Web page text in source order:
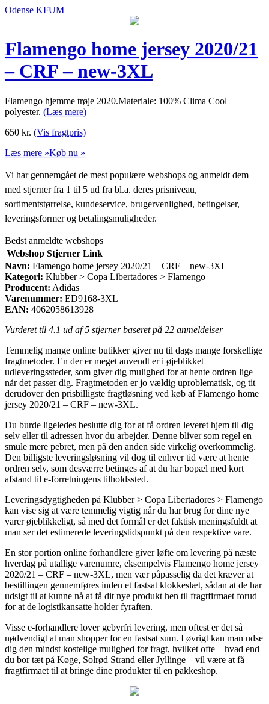
Odense KFUM
Flamengo home jersey 2020/21
– CRF – new-3XL
Flamengo hjemme trøje 2020.Materiale: 100% Clima Cool
polyester. (Læs mere)
650 kr. (Vis fragtpris)
Læs mere »Køb nu »
Vi har gennemgået de mest populære webshops og anmeldt dem
med stjerner fra 1 til 5 ud fra bl.a. deres prisniveau,
sortimentstørrelse, kundeservice, brugervenlighed, betingelser,
leveringsformer og betalingsmuligheder.
Bedst anmeldte webshops
Webshop Stjerner Link
Navn: Flamengo home jersey 2020/21 – CRF – new-3XL
Kategori: Klubber > Copa Libertadores > Flamengo
Producent: Adidas
Varenummer: ED9168-3XL
EAN: 4062058613928
Vurderet til 4.1 ud af 5 stjerner baseret på 22 anmeldelser
Temmelig mange online butikker giver nu til dags mange forskellige
fragtmetoder. En der er meget anvendt er i øjeblikket
udleveringssteder, som giver dig mulighed for at hente ordren lige
når det passer dig. Fragtmetoden er jo vældig uproblematisk, og tit
derudover den prisbilligste fragtløsning ved køb af Flamengo home
jersey 2020/21 – CRF – new-3XL.
Du burde ligeledes beslutte dig for at få ordren leveret hjem til dig
selv eller til adressen hvor du arbejder. Denne bliver som regel en
smule mere pebret, men på den anden side virkelig overkommelig.
Den billigste leveringsløsning vil dog til enhver tid være at hente
ordren selv, som desværre betinges af at du har bopæl med kort
afstand til e-forretningens tilholdssted.
Leveringsdygtigheden på Klubber > Copa Libertadores > Flamengo
kan vise sig at være temmelig vigtig når du har brug for dine nye
varer øjeblikkeligt, så med det formål er det faktisk meningsfuldt at
man ser det estimerede leveringstidspunkt på den respektive vare.
En stor portion online forhandlere giver løfte om levering på næste
hverdag på utallige varenumre, eksempelvis Flamengo home jersey
2020/21 – CRF – new-3XL, men vær påpasselig da det kræver at
bestillingen gennemføres inden et fastsat klokkeslæt, sådan at de har
udsigt til at kunne nå at få dit nye produkt hen til fragtfirmaet forud
for at de logistikansatte holder fyraften.
Visse e-forhandlere lover gebyrfri levering, men oftest er det så
nødvendigt at man shopper for en fastsat sum. I øvrigt kan man udse
dig den mindst kostelige mulighed for fragt, hvilket ofte – hvad end
du bor tæt på Køge, Solrød Strand eller Jyllinge – vil være at få
fragtfirmaet til at bringe dine produkter til en pakkeshop.